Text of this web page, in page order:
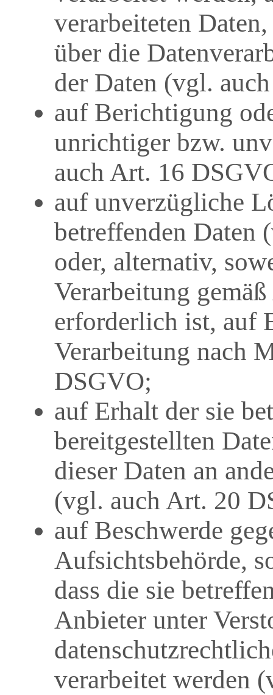
verarbeiteten
über die
der Daten (vgl.
auf Berichtigung
unrichtiger bzw.
auch Art. 16
auf unverzügliche
betreffenden Daten
oder, alternativ,
Verarbeitung
erforderlich ist, auf
Verarbeitung nach
DSGVO;
auf Erhalt der sie
bereitgestellten
dieser Daten an
(vgl. auch Art. 20
auf Beschwerde
Aufsichtsbehörde,
dass die sie
Anbieter unter
verarbeitet werden